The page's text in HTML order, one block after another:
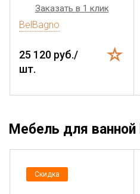
Заказать в 1 клик
BelBagno
25 120 руб./
шт.
Мебель для ванной
Скидка